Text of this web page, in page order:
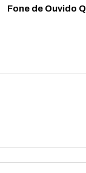
Fone de Ouvido